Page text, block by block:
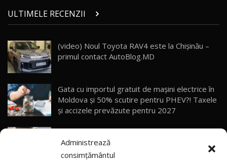
Administrează
consimțământul
28
Noul Geely Monjaro 2025! Mai ieftin și mai
dotat / Test Drive AutoBlog.MD
29
ZEEKR 9X - PRIMUL TEST DRIVE ÎN ROMÂNĂ!
30
Primele impresii despre BYD Seal U DM-i,
Sealion 7 și Seal 5 DM-i / Test Drive
AutoBlog.MD
10:58
AutoBlog.MD
13:56
ULTIMELE RECENZII
(video) Noul Toyota RAV4 este la Chișinău –
primul contact AutoBlog.MD
Gata cu importul gratuit de mașini electrice în
Moldova și 50% scutire pentru PHEV?! Taxele
și accizele prevăzute pentru 2027
Explozie de vânzări externe pentru Geely
Auto! Livrările din 2026 le-au depășit deja pe
cele din tot anul 2025